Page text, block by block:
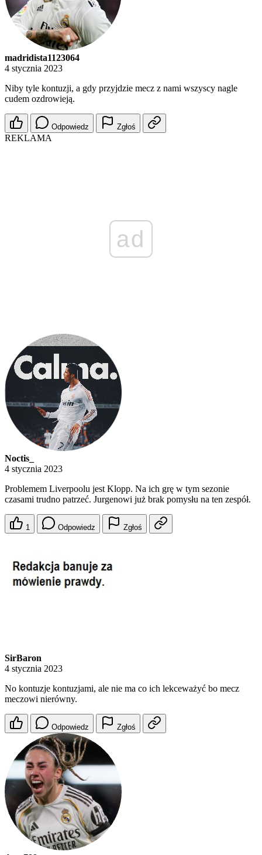
madridista1123064
4 stycznia 2023
Niby tyle kontuzji, a gdy przyjdzie mecz z nami wszyscy nagle
cudem ozdrowieją.
Odpowiedz Zgłoś
REKLAMA
ad
Noctis_
4 stycznia 2023
Problemem Liverpoolu jest Klopp. Na ich grę w tym sezonie
czasami trudno patrzeć. Jurgenowi już brak pomysłu na ten zespół.
1 Odpowiedz Zgłoś
SirBaron
4 stycznia 2023
No kontuzje kontuzjami, ale nie ma co ich lekceważyć bo mecz
meczowi nierówny.
Odpowiedz Zgłoś